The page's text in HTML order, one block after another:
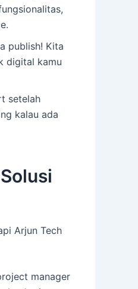
publish! Kita
digital kamu
setelah
kalau ada
Arjun Tech
manager